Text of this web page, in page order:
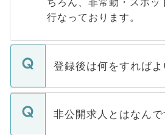
行なっております。
登録後は何をすれば
ご登録いただきましたら
登録内容を確認し、その
非公開求人とはなんで